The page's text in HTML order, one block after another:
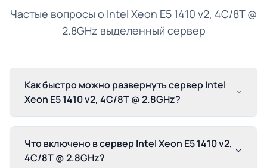
Частые вопросы о Intel Xeon E5 1410 v2, 4C/8T @
2.8GHz выделенный сервер
Как быстро можно развернуть сервер Intel
Xeon E5 1410 v2, 4C/8T @ 2.8GHz?
Что включено в сервер Intel Xeon E5 1410 v2,
4C/8T @ 2.8GHz?